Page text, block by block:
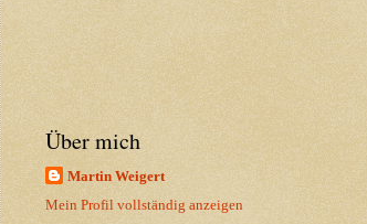
Über mich
Martin Weigert
Mein Profil vollständig anzeigen